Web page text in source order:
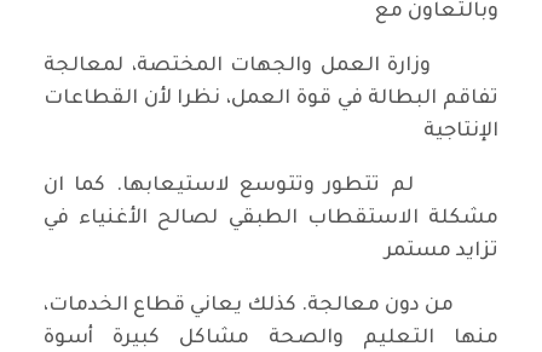
وبالتعاون مع
وزارة العمل والجهات المختصة، لمعالجة
تفاقم البطالة في قوة العمل، نظرا لأن القطاعات
الإنتاجية
لم تتطور وتتوسع لاستيعابها. كما ان
مشكلة الاستقطاب الطبقي لصالح الأغنياء في
تزايد مستمر
من دون معالجة. كذلك يعاني قطاع الخدمات،
منها التعليم والصحة مشاكل كبيرة أسوة